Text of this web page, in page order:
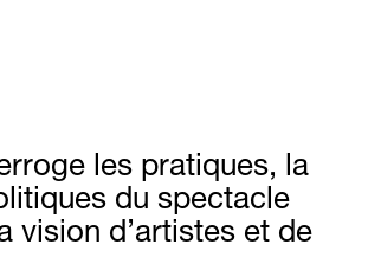
les pratiques, la
du spectacle
vision d’artistes et de